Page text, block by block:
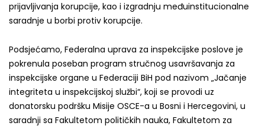
prijavljivanja korupcije, kao i izgradnju međuinstitucionalne
saradnje u borbi protiv korupcije.
Podsjećamo, Federalna uprava za inspekcijske poslove je
pokrenula poseban program stručnog usavršavanja za
inspekcijske organe u Federaciji BiH pod nazivom „Jačanje
integriteta u inspekcijskoj službi“, koji se provodi uz
donatorsku podršku Misije OSCE-a u Bosni i Hercegovini, u
saradnji sa Fakultetom političkih nauka, Fakultetom za